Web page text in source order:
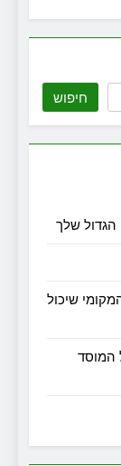
חיפוש
הגדול שלך
שיכול
המוסד